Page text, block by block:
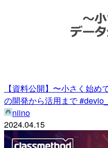
【資料公開】〜小さく始
の開発から活用まで
niino
2024.04.15